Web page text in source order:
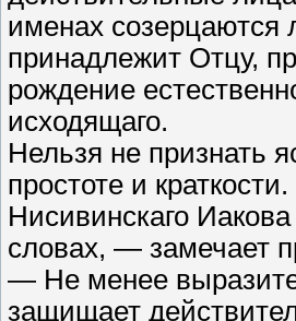
именах
принадлежит Отцу,
рождение
исходящаго.
Нельзя не признать
простоте и
Нисивинскаго
словах, — замечает
— Не менее
защищает